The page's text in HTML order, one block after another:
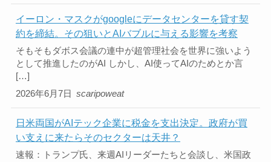
イーロン・マスクがgoogleにデータセンターを貸す契
約を締結。その狙いとAIバブルに与える影響を考察
2026年6月7日
そもそもダボス会議の連中が超管理社会を世界に強いよう
として推進したのがAI しかし、AI使ってAIのためとか言
[…]
scaripoweat
日米両国がAIテック企業に税金を支出決定。政府が買
い支えに来たらそのセクターは天井？
速報：トランプ氏、来週AIリーダーたちと会談し、米国政